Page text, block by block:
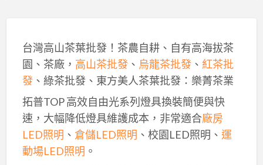
台灣高山茶葉批發！茶農自耕、自有高海拔茶
園、茶廠， 高山茶批發、 烏龍茶批發、 紅茶批
發、綠茶批發、東方美人茶葉批發：樂菁茶業
拓普TOP 高效自由光系列燈具換裝簡便與快
速，大幅降低燈具維護成本，非常適合廠房
LED照明 、 倉儲LED照明 、校園LED照明、 運
動場LED照明 。